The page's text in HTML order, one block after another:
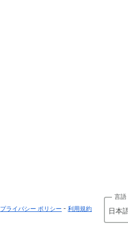
プライバシー ポリシー 利用規約
言語
日本